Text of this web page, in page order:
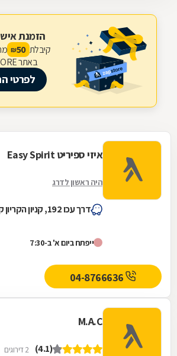
הזמנת
קיבלת 50
₪
באתר ZAPSTORE
לפרטי
איזי ספיריט Easy Spirit
היה ראשון לדרג
דרך עכו 192, קניון הקריון קרית ביאליק
ייפתח ביום א' ב-7:30
04-8766636
M.A.C
(4.1) 2 דירוגים